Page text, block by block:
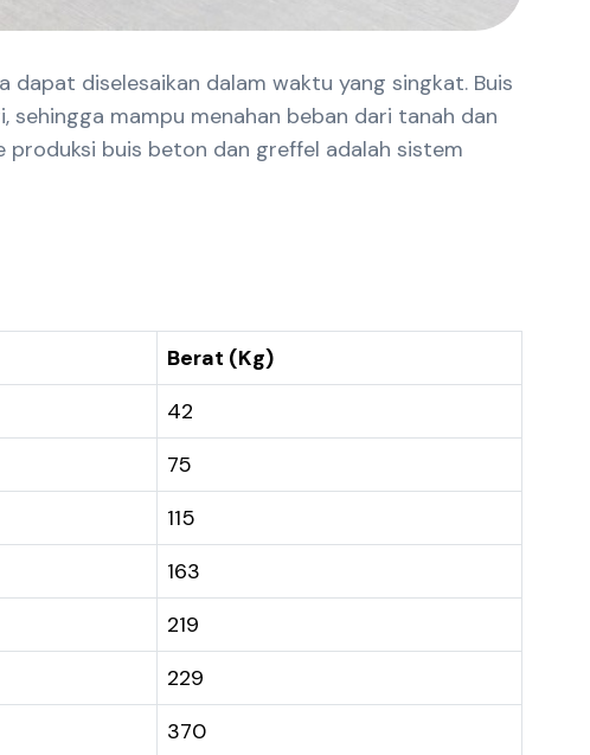
diselesaikan dalam waktu yang singkat. Buis
mampu menahan beban dari tanah dan
produksi buis beton dan greffel adalah sistem
Berat (Kg)
42
75
115
163
219
229
370